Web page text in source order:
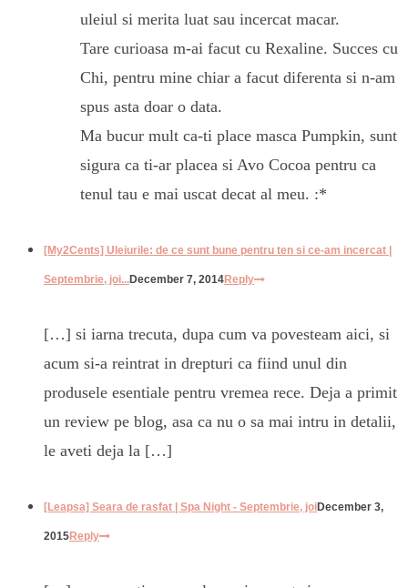
uleiul si merita luat sau incercat macar.
Tare curioasa m-ai facut cu Rexaline. Succes cu
Chi, pentru mine chiar a facut diferenta si n-am
spus asta doar o data.
Ma bucur mult ca-ti place masca Pumpkin, sunt
sigura ca ti-ar placea si Avo Cocoa pentru ca
tenul tau e mai uscat decat al meu. :*
[My2Cents] Uleiurile: de ce sunt bune pentru ten si ce-am incercat |
Septembrie, joi...December 7, 2014Reply
[…] si iarna trecuta, dupa cum va povesteam aici, si
acum si-a reintrat in drepturi ca fiind unul din
produsele esentiale pentru vremea rece. Deja a primit
un review pe blog, asa ca nu o sa mai intru in detalii,
le aveti deja la […]
[Leapsa] Seara de rasfat | Spa Night - Septembrie, joiDecember 3,
2015Reply